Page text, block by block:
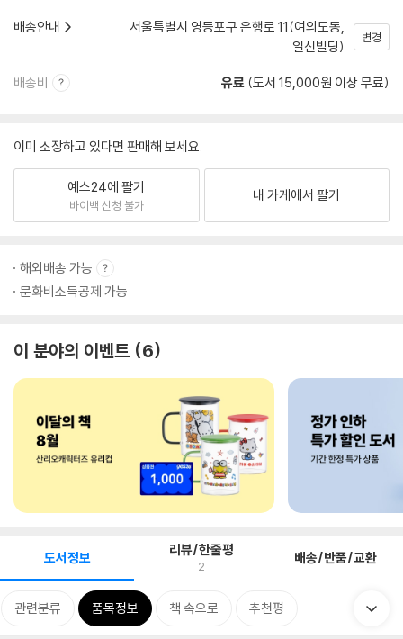
배송안내
서울특별시 영등포구 은행로 11(여의도동,
일신빌딩)
변경
배송비 유료 (도서 15,000원 이상 무료)
이미 소장하고 있다면 판매해 보세요.
예스24에 팔기
바이백 신청 불가
내 가게에서 팔기
해외배송 가능
문화비소득공제 가능
이 분야의 이벤트 6
도서정보 리뷰/한줄평
2 배송/반품/교환
관련분류 품목정보 책 속으로 추천평